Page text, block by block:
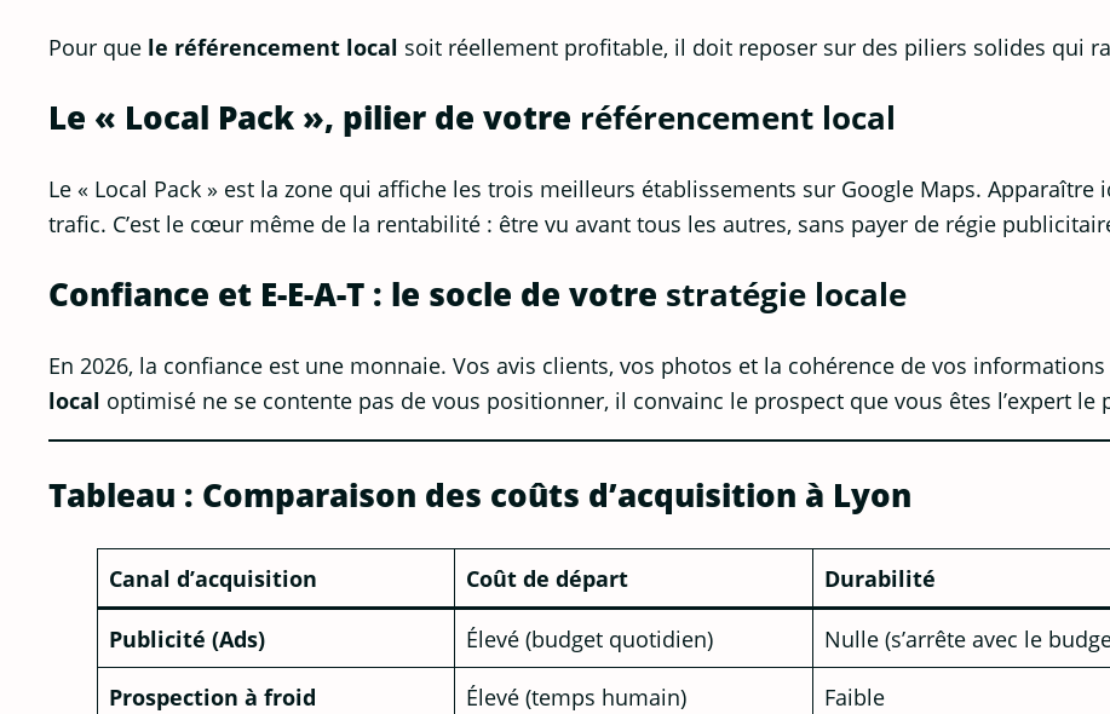
Pour que le référencement local soit réellement profitable, il doit reposer sur des piliers solides qui
Le « Local Pack », pilier de votre référencement local
Le « Local Pack » est la zone qui affiche les trois meilleurs établissements sur Google Maps. Apparaître
trafic. C’est le cœur même de la rentabilité : être vu avant tous les autres, sans payer de régie
Confiance et E-E-A-T : le socle de votre stratégie locale
En 2026, la confiance est une monnaie. Vos avis clients, vos photos et la cohérence de vos
local optimisé ne se contente pas de vous positionner, il convainc le prospect que vous êtes l’expert le
Tableau : Comparaison des coûts d’acquisition à Lyon
Canal d’acquisition Coût de départ Durabilité
Publicité (Ads)
Élevé (budget quotidien) Nulle (s’arrête avec le
Prospection à froid
Élevé (temps humain) Faible